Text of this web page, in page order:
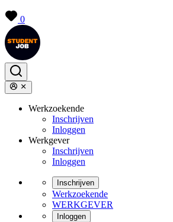
0
Werkzoekende
Inschrijven
Inloggen
Werkgever
Inschrijven
Inloggen
Inschrijven
Werkzoekende
WERKGEVER
Inloggen